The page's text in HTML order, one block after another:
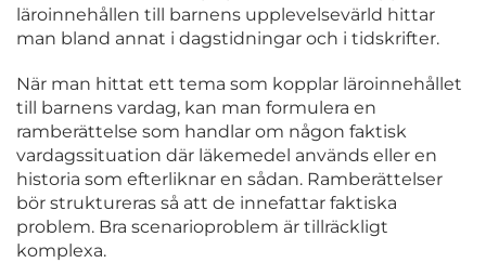
läroinnehållen till barnens upplevelsevärld hittar
man bland annat i dagstidningar och i tidskrifter.
När man hittat ett tema som kopplar läroinnehållet
till barnens vardag, kan man formulera en
ramberättelse som handlar om någon faktisk
vardagssituation där läkemedel används eller en
historia som efterliknar en sådan. Ramberättelser
bör struktureras så att de innefattar faktiska
problem. Bra scenarioproblem är tillräckligt
komplexa.